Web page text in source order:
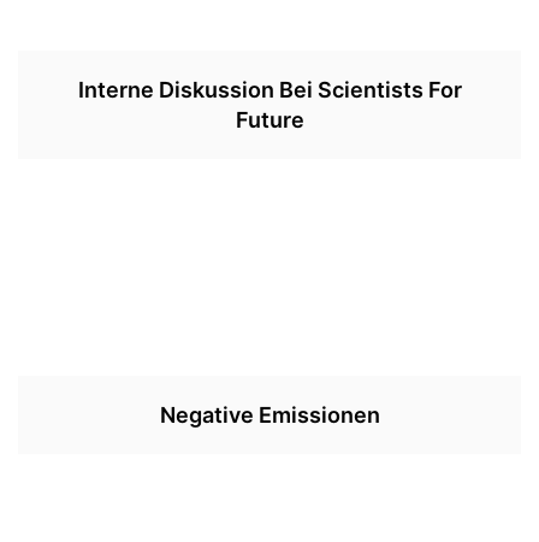
Interne Diskussion Bei Scientists For
Future
Negative Emissionen